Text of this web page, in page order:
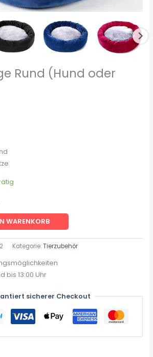
Rund (Hund oder
WARENKORB
Kategorie:Tierzubehör
bis 13:00 Uhr
sicherer Checkout